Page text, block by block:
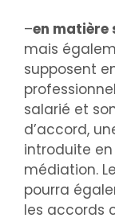
–en matière
mais
supposent
salarié et
d’accord,
introduite
médiation.
pourra
les accords